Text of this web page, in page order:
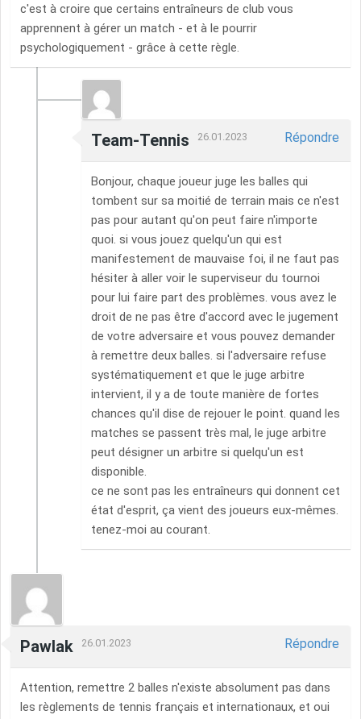
c'est à croire que certains entraîneurs de club vous
apprennent à gérer un match - et à le pourrir
psychologiquement - grâce à cette règle.
Team-Tennis 26.01.2023 Répondre
Bonjour, chaque joueur juge les balles qui
tombent sur sa moitié de terrain mais ce n'est
pas pour autant qu'on peut faire n'importe
quoi. si vous jouez quelqu'un qui est
manifestement de mauvaise foi, il ne faut pas
hésiter à aller voir le superviseur du tournoi
pour lui faire part des problèmes. vous avez le
droit de ne pas être d'accord avec le jugement
de votre adversaire et vous pouvez demander
à remettre deux balles. si l'adversaire refuse
systématiquement et que le juge arbitre
intervient, il y a de toute manière de fortes
chances qu'il dise de rejouer le point. quand les
matches se passent très mal, le juge arbitre
peut désigner un arbitre si quelqu'un est
disponible.
ce ne sont pas les entraîneurs qui donnent cet
état d'esprit, ça vient des joueurs eux-mêmes.
tenez-moi au courant.
Pawlak 26.01.2023 Répondre
Attention, remettre 2 balles n'existe absolument pas dans
les règlements de tennis français et internationaux, et oui